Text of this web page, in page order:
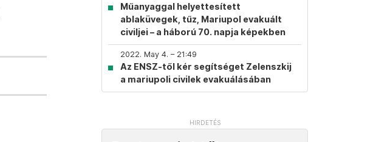
Műanyaggal helyettesített
ablaküvegek, tűz, Mariupol evakuált
civiljei – a háború 70. napja képekben
2022. May 4. – 21:49
Az ENSZ-től kér segítséget Zelenszkij
a mariupoli civilek evakuálásában